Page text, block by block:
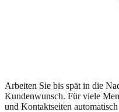
Arbeiten Sie bis spät in die
Kundenwunsch. Für viele
und Kontaktseiten